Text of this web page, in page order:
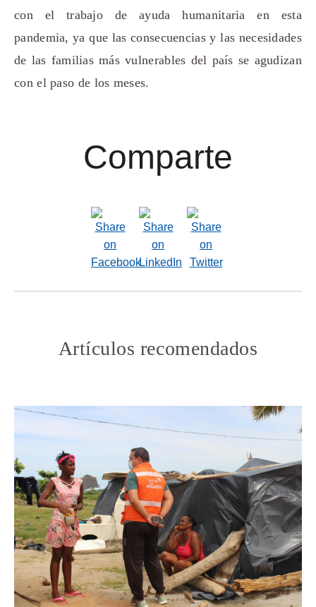
con el trabajo de ayuda humanitaria en esta
pandemia, ya que las consecuencias y las necesidades
de las familias más vulnerables del país se agudizan
con el paso de los meses.
Comparte
Artículos recomendados